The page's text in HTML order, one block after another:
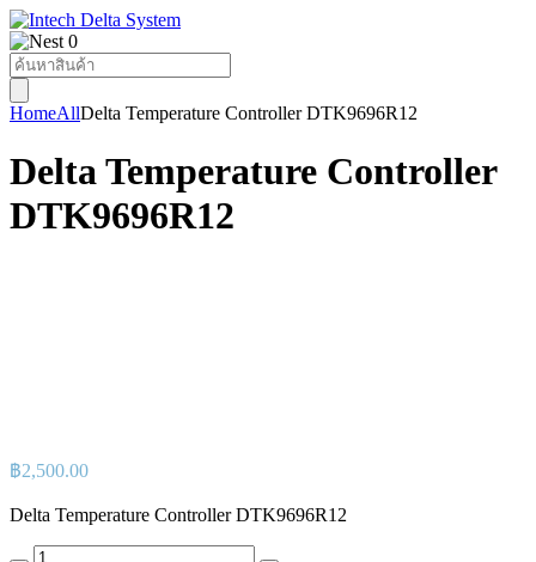
0
Products
search
HomeAllDelta Temperature Controller DTK9696R12
Delta Temperature Controller
DTK9696R12
฿2,500.00
Delta Temperature Controller DTK9696R12
Delta